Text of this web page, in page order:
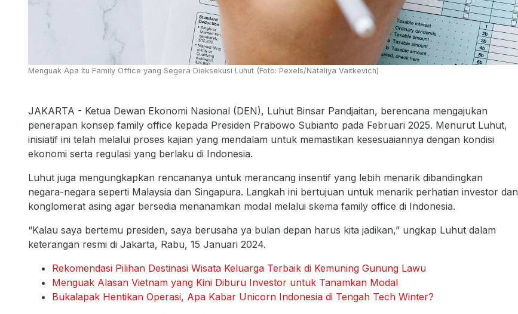
Menguak Apa Itu Family Office yang Segera Dieksekusi Luhut (Foto: Pexels/Nataliya Vaitkevich)
JAKARTA - Ketua Dewan Ekonomi Nasional (DEN), Luhut Binsar Pandjaitan, berencana mengajukan
penerapan konsep family office kepada Presiden Prabowo Subianto pada Februari 2025. Menurut Luhut,
inisiatif ini telah melalui proses kajian yang mendalam untuk memastikan kesesuaiannya dengan kondisi
ekonomi serta regulasi yang berlaku di Indonesia.
Luhut juga mengungkapkan rencananya untuk merancang insentif yang lebih menarik dibandingkan
negara-negara seperti Malaysia dan Singapura. Langkah ini bertujuan untuk menarik perhatian investor dan
konglomerat asing agar bersedia menanamkan modal melalui skema family office di Indonesia.
“Kalau saya bertemu presiden, saya berusaha ya bulan depan harus kita jadikan,” ungkap Luhut dalam
keterangan resmi di Jakarta, Rabu, 15 Januari 2024.
Rekomendasi Pilihan Destinasi Wisata Keluarga Terbaik di Kemuning Gunung Lawu
Menguak Alasan Vietnam yang Kini Diburu Investor untuk Tanamkan Modal
Bukalapak Hentikan Operasi, Apa Kabar Unicorn Indonesia di Tengah Tech Winter?